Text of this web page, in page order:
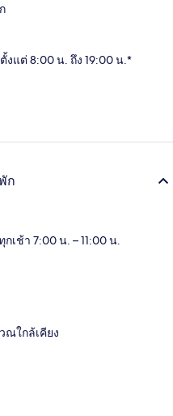
แต่ 8:00 น. ถึง 19:00 น.*
ก
เช้า 7:00 น. – 11:00 น.
ณใกล้เคียง